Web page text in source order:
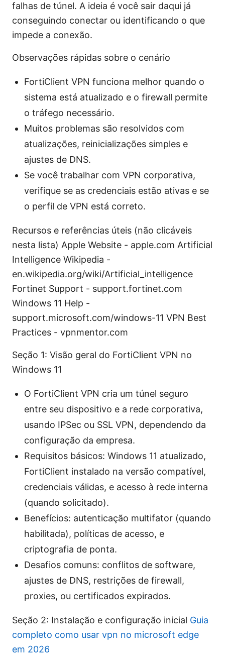
falhas de túnel. A ideia é você sair daqui já
conseguindo conectar ou identificando o que
impede a conexão.
Observações rápidas sobre o cenário
FortiClient VPN funciona melhor quando o
sistema está atualizado e o firewall permite
o tráfego necessário.
Muitos problemas são resolvidos com
atualizações, reinicializações simples e
ajustes de DNS.
Se você trabalhar com VPN corporativa,
verifique se as credenciais estão ativas e se
o perfil de VPN está correto.
Recursos e referências úteis (não clicáveis
nesta lista) Apple Website - apple.com Artificial
Intelligence Wikipedia -
en.wikipedia.org/wiki/Artificial_intelligence
Fortinet Support - support.fortinet.com
Windows 11 Help -
support.microsoft.com/windows-11 VPN Best
Practices - vpnmentor.com
Seção 1: Visão geral do FortiClient VPN no
Windows 11
O FortiClient VPN cria um túnel seguro
entre seu dispositivo e a rede corporativa,
usando IPSec ou SSL VPN, dependendo da
configuração da empresa.
Requisitos básicos: Windows 11 atualizado,
FortiClient instalado na versão compatível,
credenciais válidas, e acesso à rede interna
(quando solicitado).
Benefícios: autenticação multifator (quando
habilitada), políticas de acesso, e
criptografia de ponta.
Desafios comuns: conflitos de software,
ajustes de DNS, restrições de firewall,
proxies, ou certificados expirados.
Seção 2: Instalação e configuração inicial Guia
completo como usar vpn no microsoft edge
em 2026